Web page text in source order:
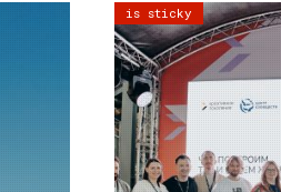
is sticky